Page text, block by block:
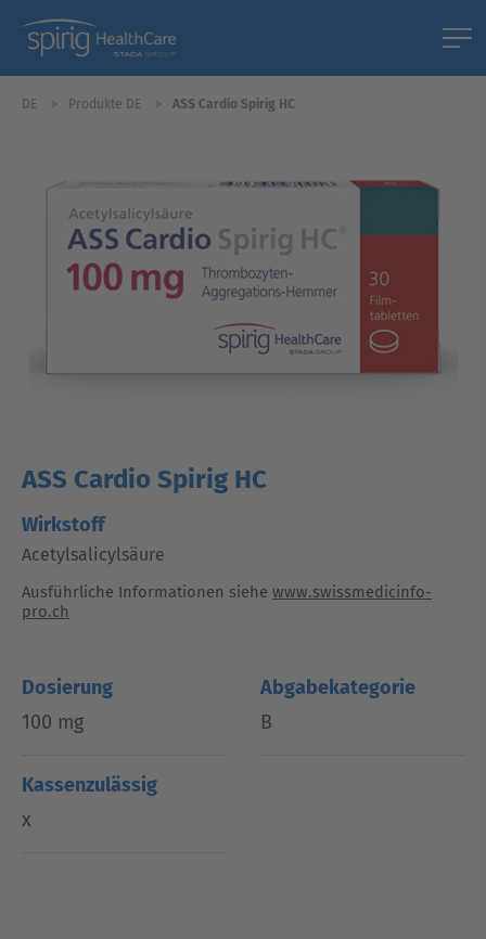
DE Produkte DE ASS Cardio Spirig HC
ASS Cardio Spirig HC
Wirkstoff
Acetylsalicylsäure
Ausführliche Informationen siehe www.swissmedicinfo-
pro.ch
Dosierung
100 mg
Abgabekategorie
B
Kassenzulässig
x